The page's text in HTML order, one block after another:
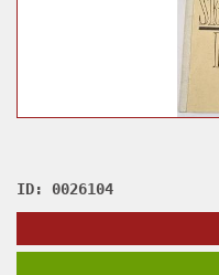
ID: 0026104